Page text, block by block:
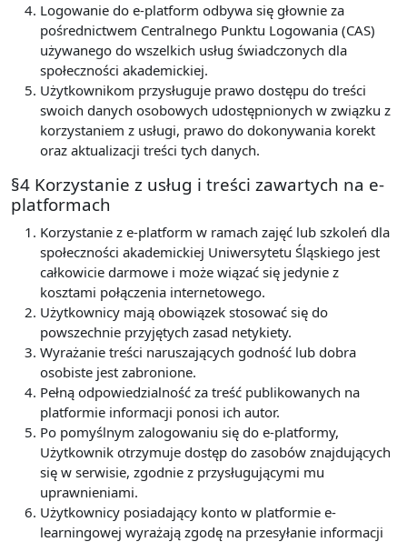
Logowanie do e-platform odbywa się głownie za
pośrednictwem Centralnego Punktu Logowania (CAS)
używanego do wszelkich usług świadczonych dla
społeczności akademickiej.
Użytkownikom przysługuje prawo dostępu do treści
swoich danych osobowych udostępnionych w związku z
korzystaniem z usługi, prawo do dokonywania korekt
oraz aktualizacji treści tych danych.
§4 Korzystanie z usług i treści zawartych na e-
platformach
Korzystanie z e-platform w ramach zajęć lub szkoleń dla
społeczności akademickiej Uniwersytetu Śląskiego jest
całkowicie darmowe i może wiązać się jedynie z
kosztami połączenia internetowego.
Użytkownicy mają obowiązek stosować się do
powszechnie przyjętych zasad netykiety.
Wyrażanie treści naruszających godność lub dobra
osobiste jest zabronione.
Pełną odpowiedzialność za treść publikowanych na
platformie informacji ponosi ich autor.
Po pomyślnym zalogowaniu się do e-platformy,
Użytkownik otrzymuje dostęp do zasobów znajdujących
się w serwisie, zgodnie z przysługującymi mu
uprawnieniami.
Użytkownicy posiadający konto w platformie e-
learningowej wyrażają zgodę na przesyłanie informacji